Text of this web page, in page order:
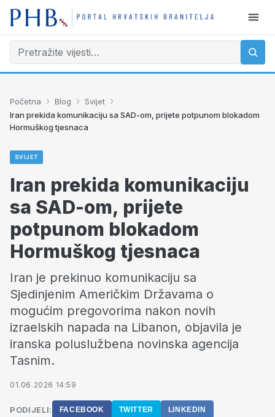
Početna › Blog › Svijet ›
Iran prekida komunikaciju sa SAD-om, prijete potpunom blokadom
Hormuškog tjesnaca
SVIJET
Iran prekida komunikaciju
sa SAD-om, prijete
potpunom blokadom
Hormuškog tjesnaca
Iran je prekinuo komunikaciju sa
Sjedinjenim Američkim Državama o
mogućim pregovorima nakon novih
izraelskih napada na Libanon, objavila je
iranska poluslužbena novinska agencija
Tasnim.
01.06.2026 14:59
PODIJELI: FACEBOOK TWITTER LINKEDIN